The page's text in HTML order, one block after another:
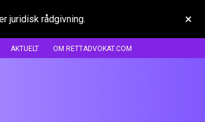
juridisk rådgivning. ×
AKTUELT OM RETTADVOKAT.COM